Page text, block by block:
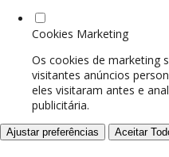
Cookies Marketing
Os cookies de marketing
visitantes anúncios
eles visitaram antes e
publicitária.
Ajustar preferências Aceitar